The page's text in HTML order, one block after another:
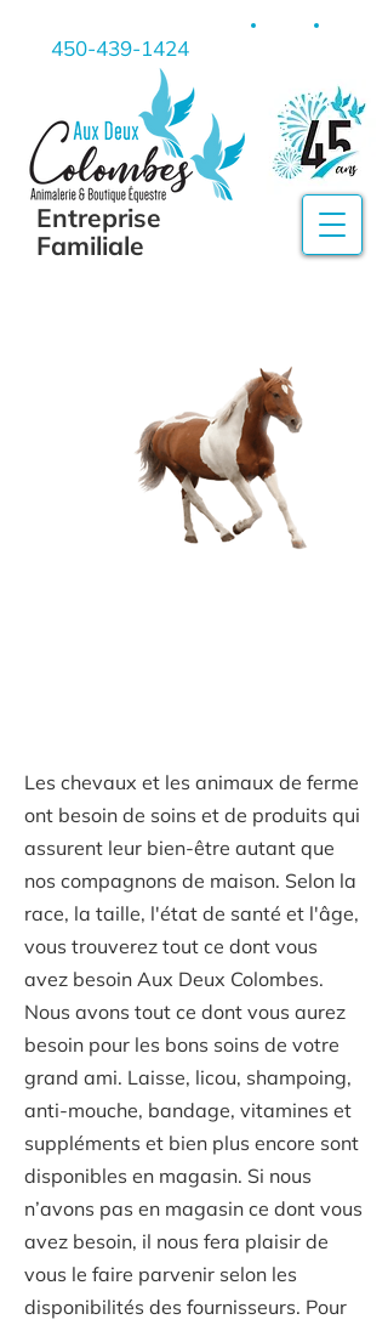
Entreprise
Familiale
450-439-1424
Les chevaux et les animaux de ferme
ont besoin de soins et de produits qui
assurent leur bien-être autant que
nos compagnons de maison. Selon la
race, la taille, l'état de santé et l'âge,
vous trouverez tout ce dont vous
avez besoin Aux Deux Colombes.
Nous avons tout ce dont vous aurez
besoin pour les bons soins de votre
grand ami. Laisse, licou, shampoing,
anti-mouche, bandage, vitamines et
suppléments et bien plus encore sont
disponibles en magasin. Si nous
n’avons pas en magasin ce dont vous
avez besoin, il nous fera plaisir de
vous le faire parvenir selon les
disponibilités des fournisseurs. Pour